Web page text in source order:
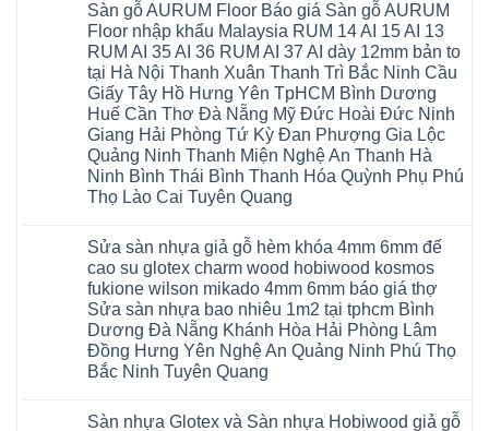
Sàn gỗ AURUM Floor Báo giá Sàn gỗ AURUM
Floor nhập khẩu Malaysia RUM 14 AI 15 AI 13
RUM AI 35 AI 36 RUM AI 37 AI dày 12mm bản to
tại Hà Nội Thanh Xuân Thanh Trì Bắc Ninh Cầu
Giấy Tây Hồ Hưng Yên TpHCM Bình Dương
Huế Cần Thơ Đà Nẵng Mỹ Đức Hoài Đức Ninh
Giang Hải Phòng Tứ Kỳ Đan Phượng Gia Lộc
Quảng Ninh Thanh Miện Nghệ An Thanh Hà
Ninh Bình Thái Bình Thanh Hóa Quỳnh Phụ Phú
Thọ Lào Cai Tuyên Quang
bình
luận
ở
Sàn
gỗ
AURUM
Floor
Báo
giá
Sàn
Floor
Sửa sàn nhựa giả gỗ hèm khóa 4mm 6mm đế
cao su glotex charm wood hobiwood kosmos
fukione wilson mikado 4mm 6mm báo giá thợ
Sửa sàn nhựa bao nhiêu 1m2 tại tphcm Bình
Dương Đà Nẵng Khánh Hòa Hải Phòng Lâm
Đồng Hưng Yên Nghệ An Quảng Ninh Phú Thọ
Bắc Ninh Tuyên Quang
bình
Sàn nhựa Glotex và Sàn nhựa Hobiwood giả gỗ